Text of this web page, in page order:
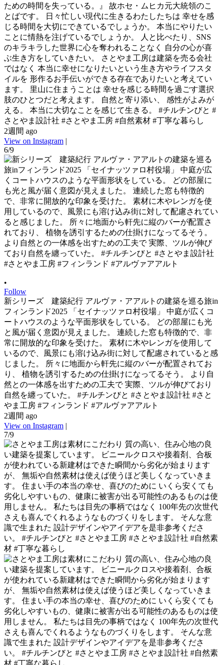
ための時間を失っている。』 故ホセ・ムヒカ元大統領のこ
とばです。 日々忙しい現代に生きるわたしたちは 幸せを感
じる時間を大切にできているでしょうか。 本当にやりたい
ことに情熱を注げているでしょうか。 人と比べたり、SNS
のキラキラした世界に心を奪われることなく 自分の心が喜
ぶ生き方をしていきたい。 さとやま工房は建築を売る会社
ではなく 本当に幸せになりたいという生き方やライフスタ
イルを 形作るお手伝いができる存在でありたいと考えてい
ます。 里山に住まうことは 幸せを感じる時間を過ごす選択
肢のひとつだと考えます。 自然と寄り添い、 感性がよみが
える。 本当に大切なことを感じて生きる。 #チルチンびと #
さとやま設計社 #さとやま工房 #自然素材 #丁寧な暮らし
2週間 ago
View on Instagram |
6/9
•
Follow
新シリーズ 建築紀行 アルヴァ・アアルトの建築を巡る旅in
フィンランド2025 「セイナッツァロ村役場」 中庭が広くコ
ートハウスのような平面形状をしている。 どの部屋にも光
と風が届く意図が見えました。 連続した窓も特徴的で、非
常に開放的な印象を受けた。 素材に木やレンガを使用して
いるので、風景にも溶け込み街に対して配慮されていると感
じました。 所々に地面から軒先に縦のバーが配置されてお
り、 植物を誘引するための仕掛けになってるそう。 より自
然との一体感を出すための工夫で 実際、ツルが伸びており
自然を纏っていた。 #チルチンびと #さとやま設計社 #さと
やま工房 #フィンランド #アルヴァアアルト
2週間 ago
View on Instagram |
7/9